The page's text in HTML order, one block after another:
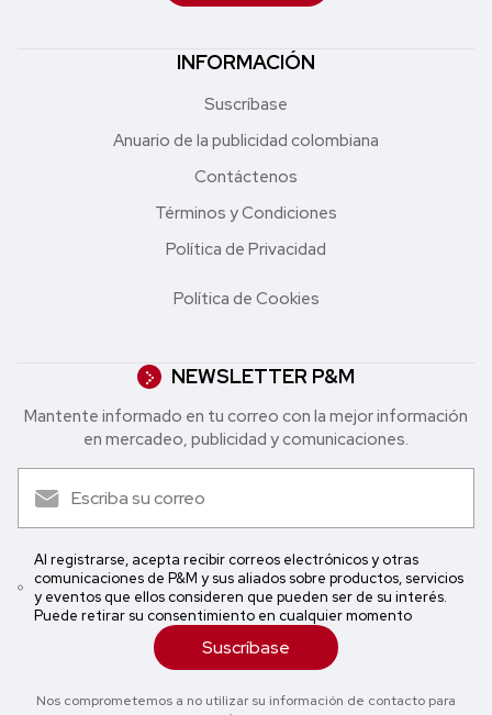
INFORMACIÓN
Suscríbase
Anuario de la publicidad colombiana
Contáctenos
Términos y Condiciones
Política de Privacidad
Política de Cookies
NEWSLETTER P&M
Mantente informado en tu correo con la mejor in formación
en mercadeo, publicidad y comunicaciones.
Al registrarse, acepta recibir correos electrónicos y otras
comunicaciones de P&M y sus aliados sobre productos, servicios
y eventos que ellos consideren que pueden ser de su interés.
Puede retirar su consentimiento en cualquier momento
Suscríbase
Nos comprometemos a no utilizar su información de contacto para